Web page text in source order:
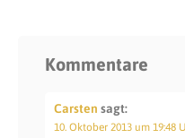
Kommentare
Carsten sagt:
10. Oktober 2013 um 19:48